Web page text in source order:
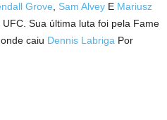
Grove Sam Alvey E Mariusz
Sua última luta foi pela Fame
caiu Dennis Labriga Por